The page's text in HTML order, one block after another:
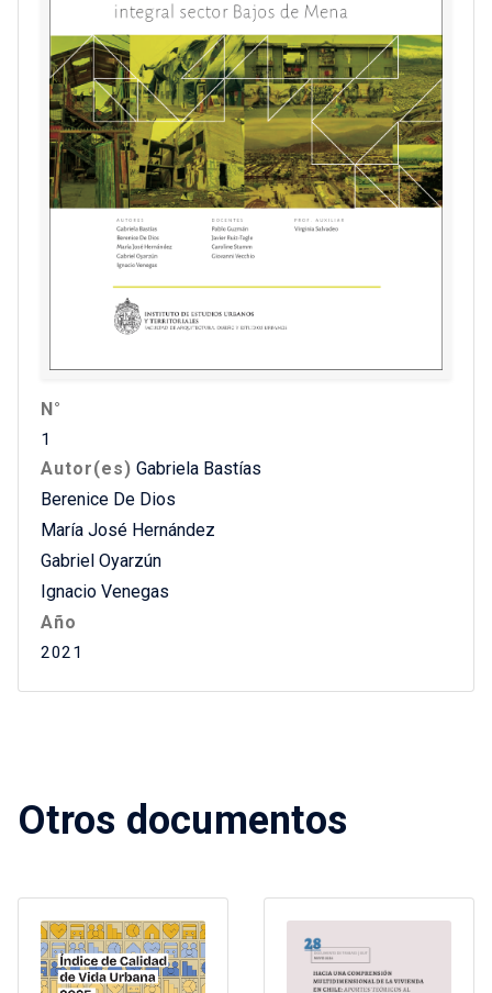
N°
1
Autor(es) Gabriela Bastías
Berenice De Dios
María José Hernández
Gabriel Oyarzún
Ignacio Venegas
Año
2021
Otros documentos